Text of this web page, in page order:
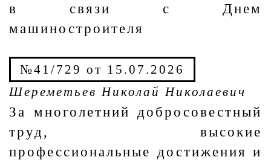
в связи с Днем
машиностроителя
№41/729 от 15.07.2026
Шереметьев Николай Николаевич
За многолетний добросовестный
труд, высокие
профессиональные достижения и